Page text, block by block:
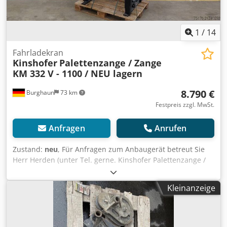
1 / 14
Burghaun 73 km
Fahrladekran
Kinshofer Palettenzange / Zange
KM 332 V - 1100 / NEU lagern
8.790 €
Festpreis zzgl. MwSt.
Anfragen Anrufen
Zustand: neu, Für Anfragen zum Anbaugerät betreut Sie
Herr Herden (unter Tel. gerne. Kinshofer Palettenzange /
Steinstapelzange / KM 332 V – 1100 / NEU Preis: 8.790,00 €
netto / 10.460,10 € brutto Eintauchtiefe (mm): 1.100 – 1.650
Traglast bei min./max. Eintauchtiefe (kg): 1.900 / 1.350
Öffnungsweite A min./max. (mm): 400 – 1.400 Höhe (ohne
Motor) (mm): 1.315 – 1.865 Gewicht (ohne Anpress-
Schienen) (kg): 340 Betriebsdruck bei Literleistung: 20 – 26
Kleinanzeige